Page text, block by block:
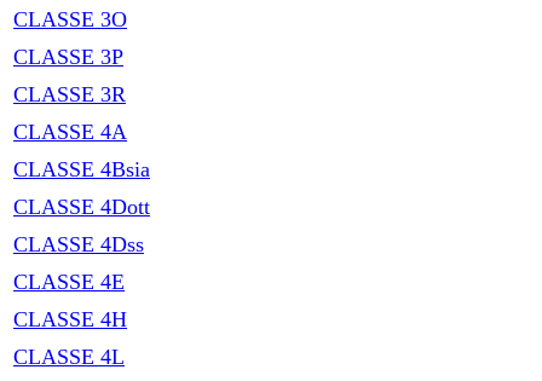
CLASSE 3O
CLASSE 3P
CLASSE 3R
CLASSE 4A
CLASSE 4Bsia
CLASSE 4Dott
CLASSE 4Dss
CLASSE 4E
CLASSE 4H
CLASSE 4L